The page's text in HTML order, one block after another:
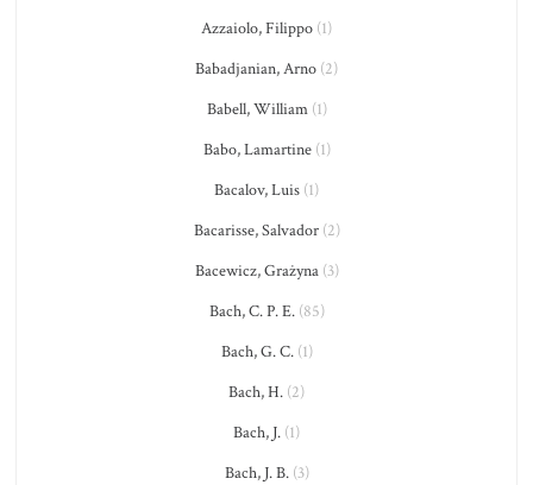
Azzaiolo, Filippo (1)
Babadjanian, Arno (2)
Babell, William(1)
Babo, Lamartine(1)
Bacalov, Luis (1)
Bacarisse, Salvador(2)
Bacewicz, Grażyna(3)
Bach, C. P. E.(85)
Bach, G. C.(1)
Bach, H. (2)
Bach, J. (1)
Bach, J. B.(3)